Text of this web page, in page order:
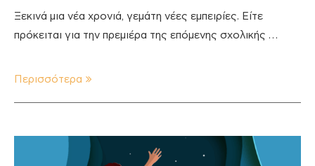
Ξεκινά μια νέα χρονιά, γεμάτη νέες εμπειρίες. Είτε
πρόκειται για την πρεμιέρα της επόμενης σχολικής …
Περισσότερα